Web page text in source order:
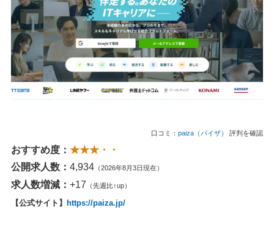
口コミ： paiza（パイザ） 評判を確認
おすすめ度： ★★★・・
公開求人数： 4,934 （2026年8月3日現在）
求人数増減： +17 （先週比↑up）
【公式サイト】 https://paiza.jp/